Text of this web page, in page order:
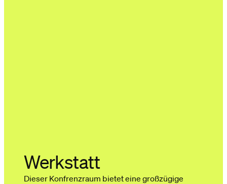
Werkstatt
Dieser Konfrenzraum bietet eine großzügige